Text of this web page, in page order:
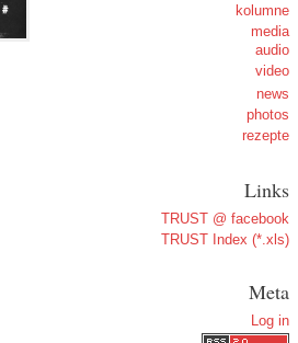
kolumne
media
audio
video
news
photos
rezepte
Links
TRUST @ facebook
TRUST Index (*.xls)
Meta
Log in